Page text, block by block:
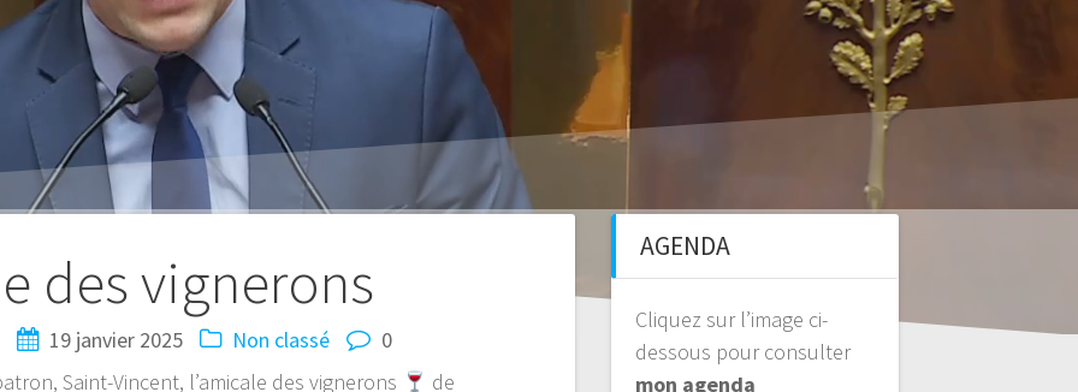
des vignerons
19 janvier 2025 Non classé
0
Saint-Vincent, l’amicale des vignerons
de
AGENDA
Cliquez sur l’image ci-
dessous pour consulter
mon agenda